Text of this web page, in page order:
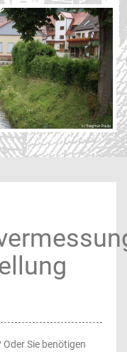
Sie benötigen